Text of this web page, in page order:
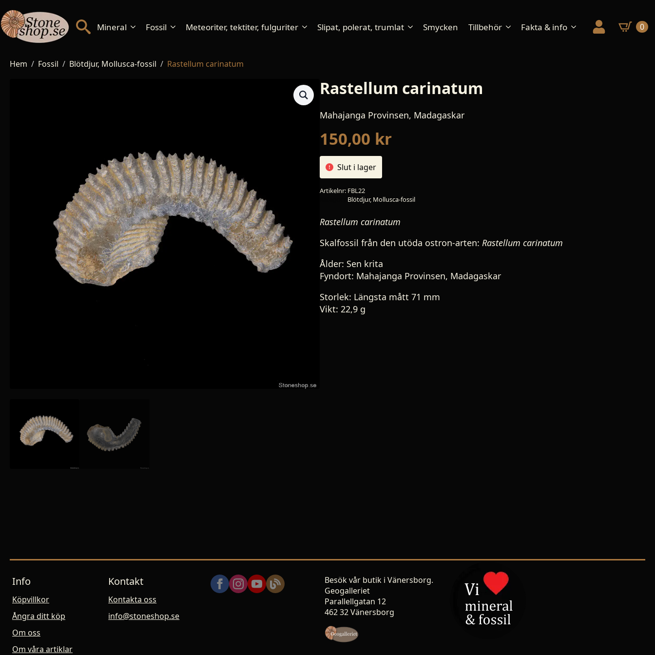
Mineral Fossil Meteoriter, tektiter, fulguriter Slipat, polerat, trumlat Smycken Tillbehör Fakta & info 0
Hem Fossil Blötdjur, Mollusca-fossil Rastellum carinatum
Rastellum carinatum
Mahajanga Provinsen, Madagaskar
150,00 kr
Slut i lager
Artikelnr: FBL22
Blötdjur, Mollusca-fossil
Rastellum carinatum
Skalfossil från den utöda ostron-arten: Rastellum carinatum
Ålder: Sen krita
Fyndort: Mahajanga Provinsen, Madagaskar
Storlek: Längsta mått 71 mm
Vikt: 22,9 g
Info
Köpvillkor
Ångra ditt köp
Om oss
Om våra artiklar
Kontakt
Kontakta oss
info@stoneshop.se
Besök vår butik i Vänersborg.
Geogalleriet
Parallellgatan 12
462 32 Vänersborg